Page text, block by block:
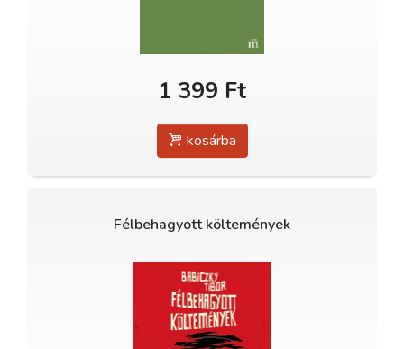
1 399 Ft
kosárba
Félbehagyott költemények